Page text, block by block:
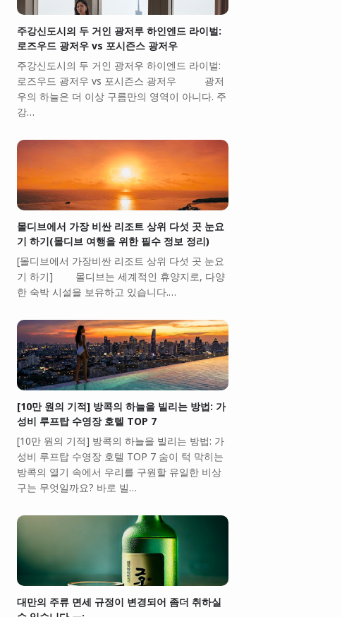
주강신도시의 두 거인 광저루 하인엔드 라이벌:
로즈우드 광저우 vs 포시즌스 광저우
주강신도시의 두 거인 광저우 하이엔드 라이벌:
로즈우드 광저우 vs 포시즌스 광저우 광저
우의 하늘은 더 이상 구름만의 영역이 아니다. 주
강…
몰디브에서 가장 비싼 리조트 상위 다섯 곳 눈요
기 하기(몰디브 여행을 위한 필수 정보 정리)
[몰디브에서 가장비싼 리조트 상위 다섯 곳 눈요
기 하기] 몰디브는 세계적인 휴양지로, 다양
한 숙박 시설을 보유하고 있습니다.…
[10만 원의 기적] 방콕의 하늘을 빌리는 방법: 가
성비 루프탑 수영장 호텔 TOP 7
[10만 원의 기적] 방콕의 하늘을 빌리는 방법: 가
성비 루프탑 수영장 호텔 TOP 7 숨이 턱 막히는
방콕의 열기 속에서 우리를 구원할 유일한 비상
구는 무엇일까요? 바로 빌…
대만의 주류 면세 규정이 변경되어 좀더 취하실